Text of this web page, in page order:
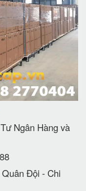
Ngân Hàng và
Đội - Chi